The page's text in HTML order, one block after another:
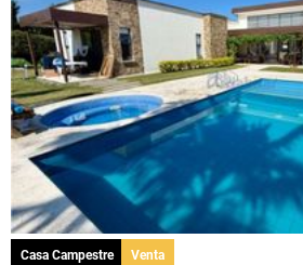
Casa Campestre Venta